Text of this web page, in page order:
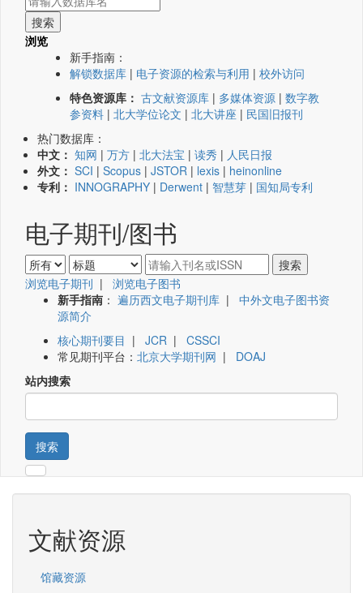
浏览
新手指南：
解锁数据库 | 电子资源的检索与利用 | 校外访问
特色资源库： 古文献资源库 | 多媒体资源 | 数字教
参资料 | 北大学位论文 | 北大讲座 | 民国旧报刊
热门数据库：
中文： 知网 | 万方 | 北大法宝 | 读秀 | 人民日报
外文： SCI | Scopus | JSTOR | lexis | heinonline
专利： INNOGRAPHY | Derwent | 智慧芽 | 国知局专利
电子期刊/图书
浏览电子期刊 | 浏览电子图书
新手指南 ： 遍历西文电子期刊库 | 中外文电子图书资
源简介
核心期刊要目 | JCR | CSSCI
常见期刊平台： 北京大学期刊网 | DOAJ
站内搜索
搜索
文献资源
馆藏资源